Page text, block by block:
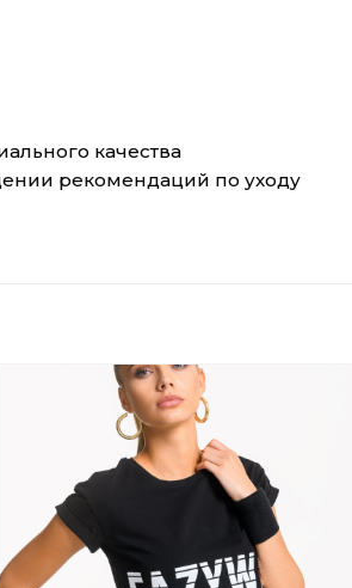
качества
рекомендаций по уходу